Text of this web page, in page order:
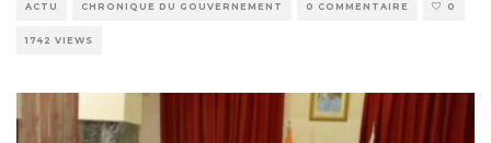
ACTU CHRONIQUE DU GOUVERNEMENT 0 COMMENTAIRE 0
1742 VIEWS